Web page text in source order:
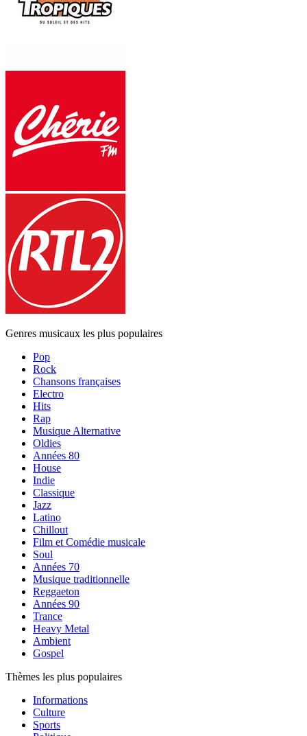
Genres musicaux les plus populaires
Pop
Rock
Chansons françaises
Electro
Hits
Rap
Musique Alternative
Oldies
Années 80
House
Indie
Classique
Jazz
Latino
Chillout
Film et Comédie musicale
Soul
Années 70
Musique traditionnelle
Reggaeton
Années 90
Trance
Heavy Metal
Ambient
Gospel
Thèmes les plus populaires
Informations
Culture
Sports